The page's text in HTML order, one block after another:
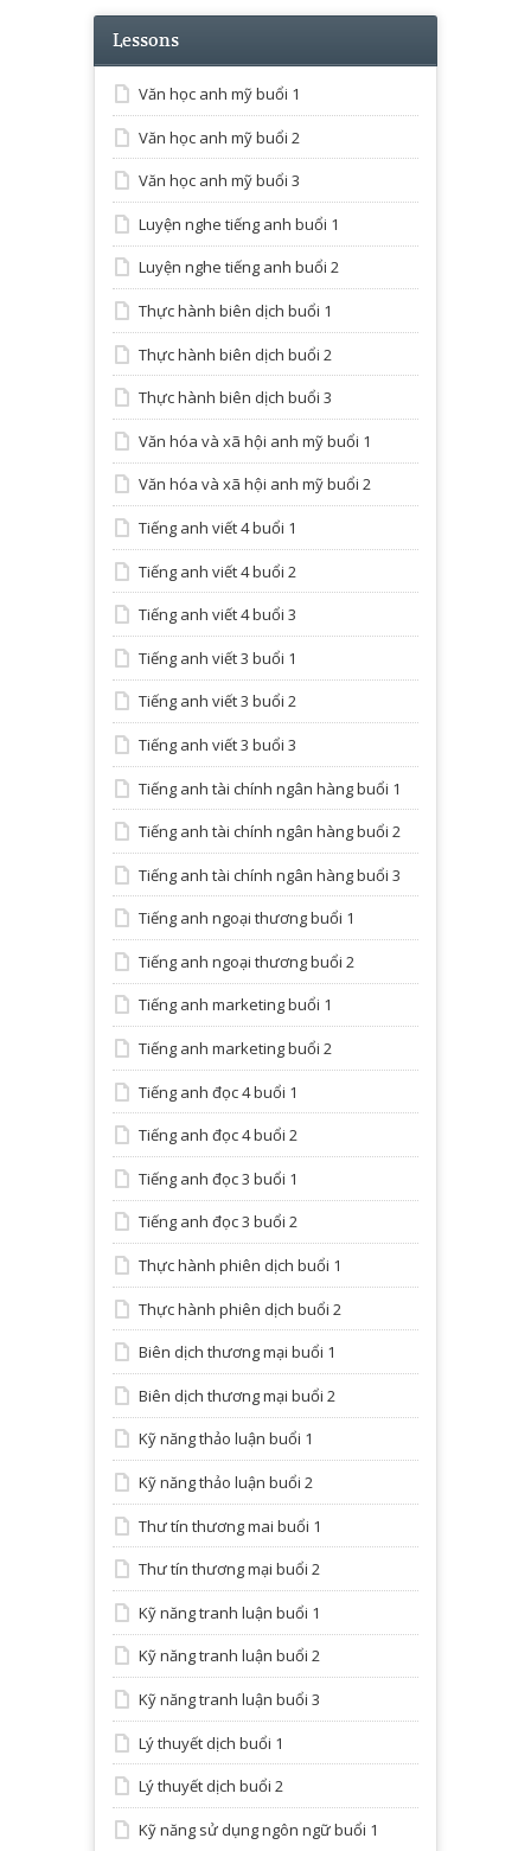
Lessons
Văn học anh mỹ buổi 1
Văn học anh mỹ buổi 2
Văn học anh mỹ buổi 3
Luyện nghe tiếng anh buổi 1
Luyện nghe tiếng anh buổi 2
Thực hành biên dịch buổi 1
Thực hành biên dịch buổi 2
Thực hành biên dịch buổi 3
Văn hóa và xã hội anh mỹ buổi 1
Văn hóa và xã hội anh mỹ buổi 2
Tiếng anh viết 4 buổi 1
Tiếng anh viết 4 buổi 2
Tiếng anh viết 4 buổi 3
Tiếng anh viết 3 buổi 1
Tiếng anh viết 3 buổi 2
Tiếng anh viết 3 buổi 3
Tiếng anh tài chính ngân hàng buổi 1
Tiếng anh tài chính ngân hàng buổi 2
Tiếng anh tài chính ngân hàng buổi 3
Tiếng anh ngoại thương buổi 1
Tiếng anh ngoại thương buổi 2
Tiếng anh marketing buổi 1
Tiếng anh marketing buổi 2
Tiếng anh đọc 4 buổi 1
Tiếng anh đọc 4 buổi 2
Tiếng anh đọc 3 buổi 1
Tiếng anh đọc 3 buổi 2
Thực hành phiên dịch buổi 1
Thực hành phiên dịch buổi 2
Biên dịch thương mại buổi 1
Biên dịch thương mại buổi 2
Kỹ năng thảo luận buổi 1
Kỹ năng thảo luận buổi 2
Thư tín thương mai buổi 1
Thư tín thương mại buổi 2
Kỹ năng tranh luận buổi 1
Kỹ năng tranh luận buổi 2
Kỹ năng tranh luận buổi 3
Lý thuyết dịch buổi 1
Lý thuyết dịch buổi 2
Kỹ năng sử dụng ngôn ngữ buổi 1